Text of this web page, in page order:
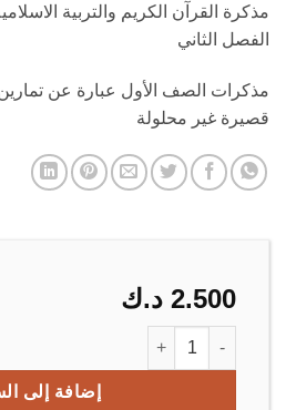
مذكرة القرآن الكريم والتربية
الفصل الثاني
مذكرات الصف الأول عبارة عن تمارين
قصيرة غير محلولة
2.500 د.ك
إضافة إلى